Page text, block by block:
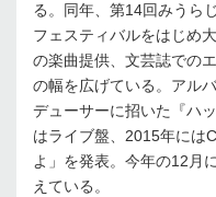
る。同年、第14回みうら
フェスティバルをはじめ
の楽曲提供、文芸誌での
の幅を広げている。アル
デューサーに招いた『ハ
はライブ盤、2015年には
よ」を発表。今年の12月
えている。